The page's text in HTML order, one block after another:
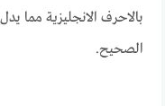
بالاحرف الانجليزية مما
الصحيح.